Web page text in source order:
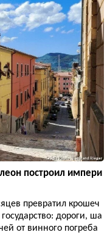
построил импери
превратил крошеч
дороги, ша
от винного погреба